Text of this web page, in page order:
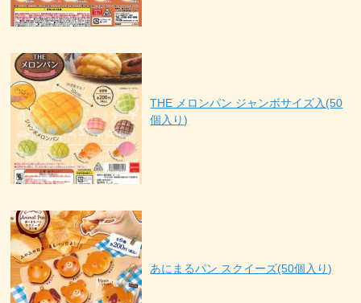
THE メロンパン ジャンボサイズ入(50
個入り)
あにまるパン スクイーズ(50個入り)